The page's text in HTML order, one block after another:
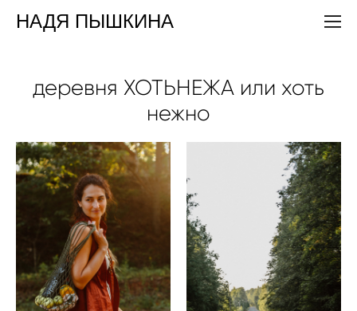
НАДЯ ПЫШКИНА
деревня ХОТЬНЕЖА или хоть
нежно